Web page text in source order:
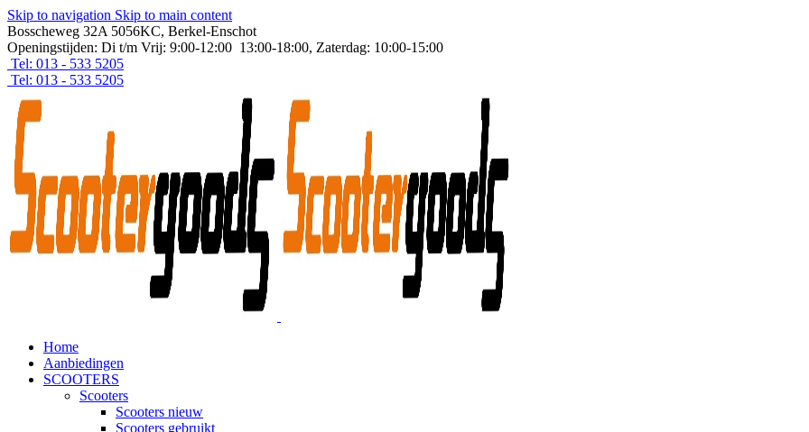
Skip to navigation Skip to main content
Bosscheweg 32A 5056KC, Berkel-Enschot
Openingstijden: Di t/m Vrij: 9:00-12:00 13:00-18:00, Zaterdag: 10:00-15:00
Tel: 013 - 533 5205
Tel: 013 - 533 5205
Home
Aanbiedingen
SCOOTERS
Scooters
Scooters nieuw
Scooters gebruikt